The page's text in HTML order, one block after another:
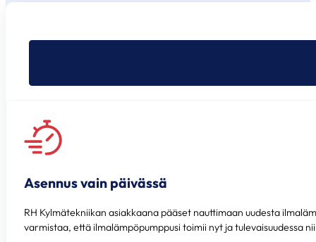
Asennus vain päivässä
RH Kylmätekniikan asiakkaana pääset nauttimaan uudesta
varmistaa, että ilmalämpöpumppusi toimii nyt ja tulevaisuudessa